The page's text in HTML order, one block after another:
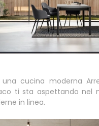
una cucina moderna
ti sta aspettando nel
in linea.